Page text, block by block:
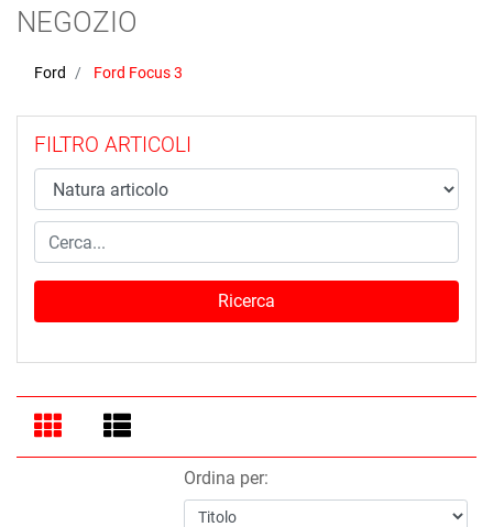
NEGOZIO
Ford Ford Focus 3
FILTRO ARTICOLI
Ordina per: